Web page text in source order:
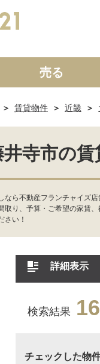
中古一戸建て
売る
賃貸物件 近畿
井寺市の
ら不動産フランチャイズ
り、予算・ご希望の家賃
さい！
詳細表示
検索結果
チェックした物